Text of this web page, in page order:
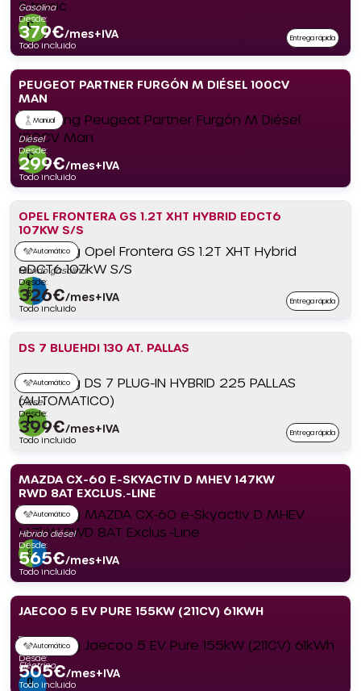
Gasolina
Desde:
379€/mes+IVA
Todo incluido
Entrega rápida
PEUGEOT PARTNER FURGÓN M DIÉSEL 100CV
MAN
Manual
Diésel
Desde:
299€/mes+IVA
Todo incluido
OPEL FRONTERA GS 1.2T XHT HYBRID EDCT6
107KW S/S
Automático
Híbrido gasolina
Desde:
326€/mes+IVA
Todo incluido
Entrega rápida
DS 7 BLUEHDI 130 AT. PALLAS
Automático
Diésel
Desde:
399€/mes+IVA
Todo incluido
Entrega rápida
MAZDA CX-60 E-SKYACTIV D MHEV 147KW
RWD 8AT EXCLUS.-LINE
Automático
Híbrido diésel
Desde:
565€/mes+IVA
Todo incluido
JAECOO 5 EV PURE 155KW (211CV) 61KWH
Automático
Eléctrico
Desde:
505€/mes+IVA
Todo incluido